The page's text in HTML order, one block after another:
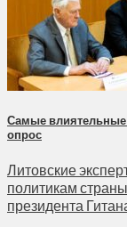
Самые влиятельные
опрос
Литовские
политикам
президента